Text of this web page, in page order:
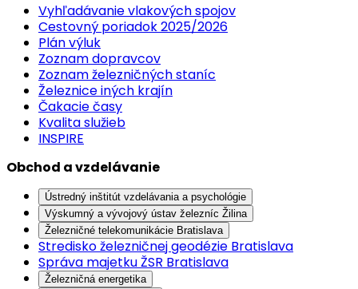
Vyhľadávanie vlakových spojov
Cestovný poriadok 2025/2026
Plán výluk
Zoznam dopravcov
Zoznam železničných staníc
Železnice iných krajín
Čakacie časy
Kvalita služieb
INSPIRE
Obchod a vzdelávanie
Ústredný inštitút vzdelávania a psychológie
Výskumný a vývojový ústav železníc Žilina
Železničné telekomunikácie Bratislava
Stredisko železničnej geodézie Bratislava
Správa majetku ŽSR Bratislava
Železničná energetika